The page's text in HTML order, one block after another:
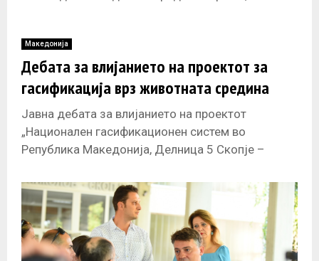
Македонија
Дебата за влијанието на проектот за
гасификација врз животната средина
Јавна дебата за влијанието на проектот
„Национален гасификационен систем во
Република Македонија, Делница 5 Скопје –
одржи